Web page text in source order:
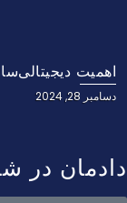
اهمیت
دسامبر 28, 2024
دادمان در